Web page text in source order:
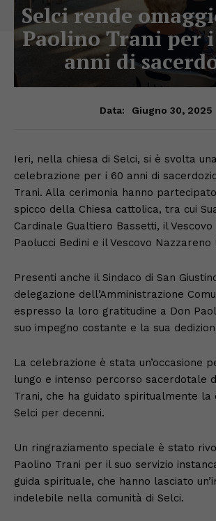
Selci rende
Paolino Trani per
anni di
Data: Giugno 30, 2025
Ieri, nella chiesa di Selci, si è svolta
celebrazione per i 60 anni di
Trani. Alla cerimonia hanno
spicco della Chiesa cattolica, tra cui
Cardinale Gualtiero Bassetti, il Vescovo
Paolucci Bedini e il Vescovo Nazzareno
Presenti anche il Sindaco di San
delegazione dell’Amministrazione
espresso la loro gratitudine a Don
suo impegno costante e la sua
La celebrazione è stata un’occasione
lungo e intenso percorso sacerdotale
Trani, che ha guidato spiritualmente la
Selci per decenni.
Un ringraziamento speciale è stato
Paolino Trani per il suo servizio
guida spirituale, che hanno lasciato
indelebile nella comunità di Selci.